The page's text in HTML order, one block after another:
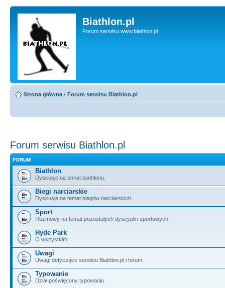
Biathlon.pl
Forum serwisu www.biathlon.pl
Strona główna ‹ Forum serwisu Biathlon.pl
Forum serwisu Biathlon.pl
FORUM
Biathlon
Dyskusje na temat biathlonu.
Biegi narciarskie
Dyskusje na temat biegów narciarskich.
Sport
Rozmowy na temat pozostałych dyscyplin sportowych.
Hyde Park
O wszystkim.
Uwagi
Uwagi dotyczące serwisu Biathlon.pl i forum.
Typowanie
Dział poświęcony typowaniu.